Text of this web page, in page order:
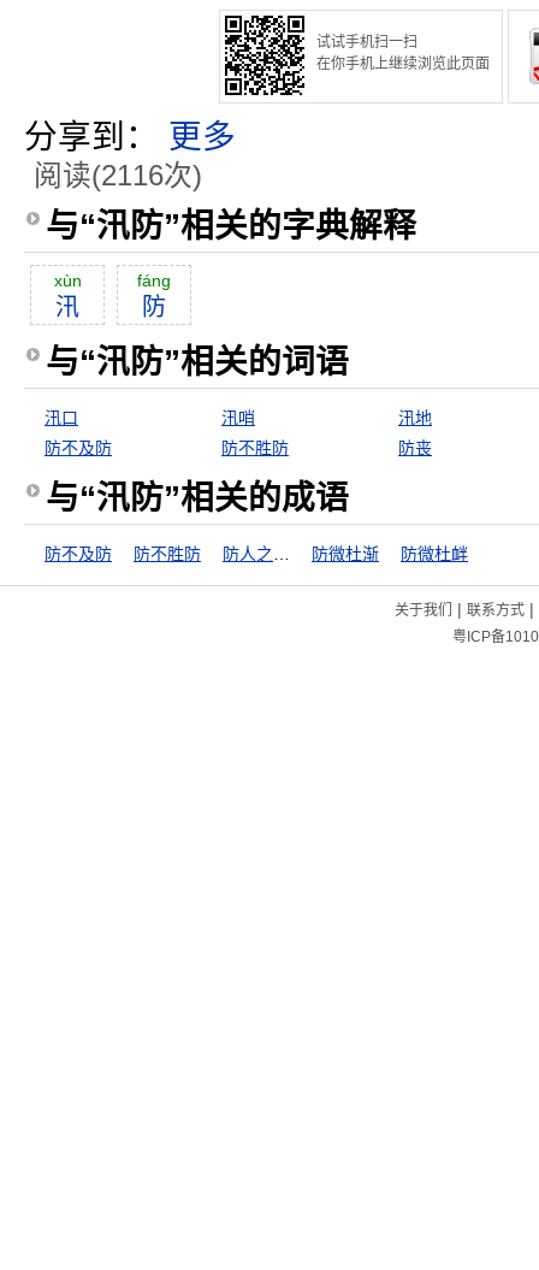
试试手机扫一扫
在你手机上继续浏览此页面
分享到： 更多
阅读(2116次)
与“汛防”相关的字典解释
xùn
汛
fáng
防
与“汛防”相关的词语
汛口 汛哨
汛地
防不及防
防不胜防 防丧
与“汛防”相关的成语
防不及防 防不胜防 防微杜渐 防微杜衅
关于我们 | 联系方式|
粤ICP备